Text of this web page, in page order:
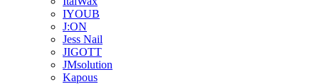
IYOUB
J:ON
Jess Nail
JIGOTT
JMsolution
Kapous